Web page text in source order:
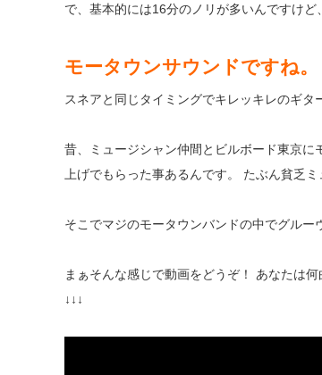
で、基本的には16分のノリが多いんですけど
モータウンサウンドですね。
スネアと同じタイミングでキレッキレのギタ
昔、ミュージシャン仲間とビルボード東京
上げでもらった事あるんです。 たぶん貧乏
そこでマジのモータウンバンドの中でグルー
まぁそんな感じで動画をどうぞ！ あなたは何
↓↓↓